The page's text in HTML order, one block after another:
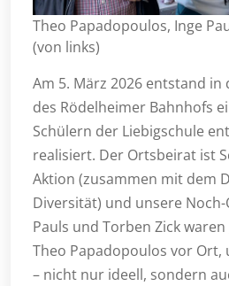
Theo Papadopoulos, Inge
(von links)
Am 5. März 2026 entstand
des Rödelheimer Bahnhofs
Schülern der Liebigschule
realisiert. Der Ortsbeirat ist
Aktion (zusammen mit dem
Diversität) und unsere
Pauls und Torben Zick
Theo Papadopoulos vor
– nicht nur ideell, sondern